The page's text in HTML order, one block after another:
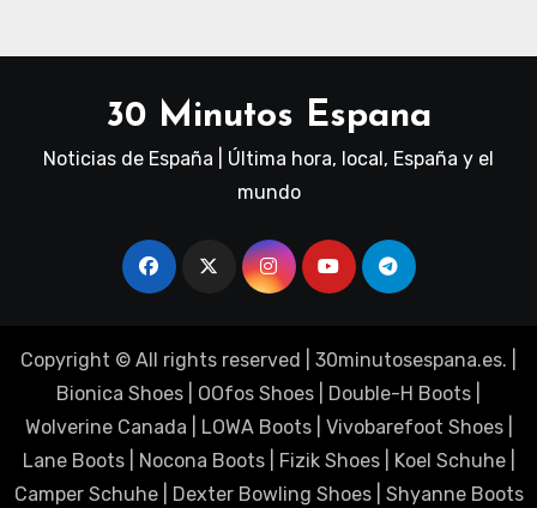
30 Minutos Espana
Noticias de España | Última hora, local, España y el
mundo
Copyright © All rights reserved 30minutosespana.es. |
Bionica Shoes
OOfos Shoes Double-H Boots
Wolverine Canada
LOWA Boots| Vivobarefoot Shoes|
Lane Boots| Nocona Boots| Fizik Shoes| Koel Schuhe|
Camper Schuhe| Dexter Bowling Shoes| Shyanne Boots